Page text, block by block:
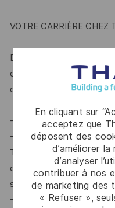
En cliquant sur
acceptez que
déposent des
d’améliorer
d’analyser
contribuer à nos
de marketing des
« Refuser »,
VOTRE CARRIÈRE CHEZ
Différentes opportunités
d'autres domaines ou
développer vos
- Explorez un espace
- Développez vos talents
Thales, en découvrant de
clients, un nouveau pays
solution plus complexe
- Choisissez entre une